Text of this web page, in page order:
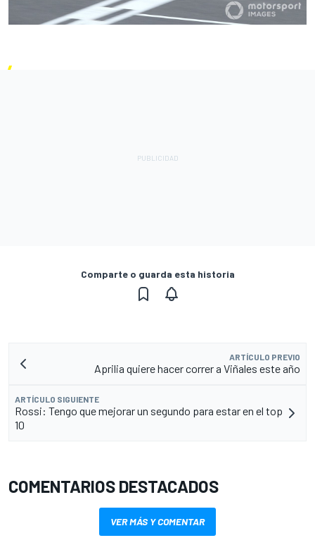
Comparte o guarda esta historia
ARTÍCULO PREVIO
Aprilia quiere hacer correr a Viñales este año
ARTÍCULO SIGUIENTE
Rossi: Tengo que mejorar un segundo para estar en el top
10
COMENTARIOS DESTACADOS
VER MÁS Y COMENTAR